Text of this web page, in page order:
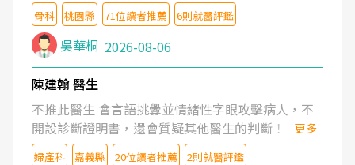
骨科 桃園縣 71位讀者推薦 6則就醫評鑑
吳華桐 2026-08-06
陳建翰 醫生
不推此醫生 會言語挑釁並情緒性字眼攻擊病人，不
開設診斷證明書，還會質疑其他醫生的判斷！
更多
婦產科 嘉義縣 20位讀者推薦 2則就醫評鑑